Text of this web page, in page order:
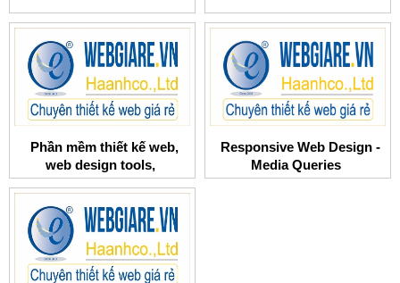
Phần mềm thiết kế web,
web design tools,
Responsive Web Design -
Media Queries